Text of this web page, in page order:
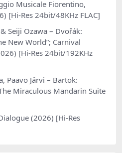
Musicale Fiorentino,
[Hi-Res 24bit/48KHz FLAC]
Seiji Ozawa – Dvořák:
New World”; Carnival
[Hi-Res 24bit/192KHz
Paavo Järvi – Bartok:
Miraculous Mandarin Suite
(2026) [Hi-Res